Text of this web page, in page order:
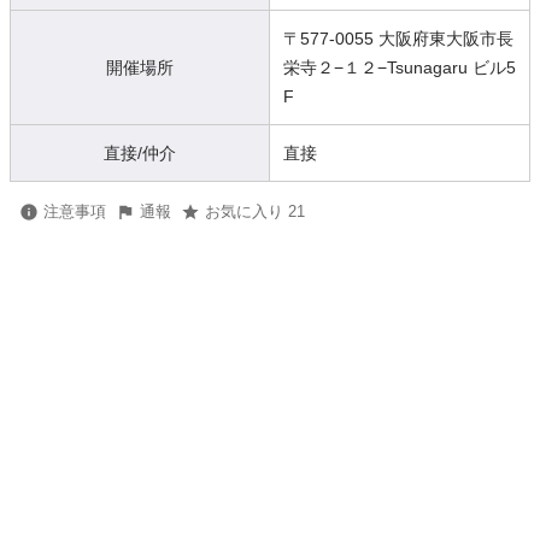
開催場所
〒577-0055 大阪府東大阪市長
栄寺２−１２−Tsunagaru ビル5
F
直接/仲介 直接
注意事項 通報 お気に入り 21